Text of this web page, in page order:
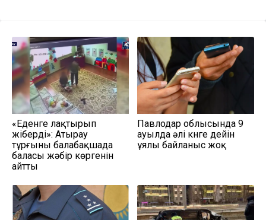
«Еденге лақтырып
жіберді»: Атырау
тұрғыны балабақшада
баласы жәбір көргенін
айтты
Павлодар облысында 9
ауылда әлі күнге дейін
ұялы байланыс жоқ